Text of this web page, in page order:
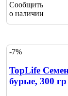
Сообщить
о наличии
-7%
TopLife
бурые, 300 гр